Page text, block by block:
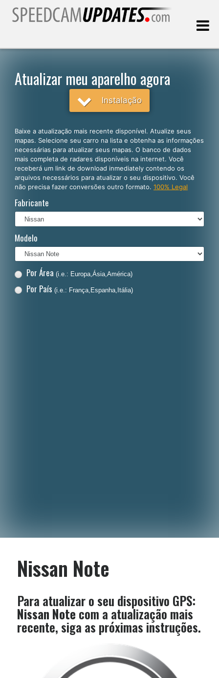
Português
English
Español
Français
Polski
Nederlands
Dansk
Atualizar meu aparelho agora
Instalação
Baixe a atualização mais recente disponível. Atualize seus
mapas. Selecione seu carro na lista e obtenha as informações
necessárias para atualizar seus mapas. O banco de dados
mais completa de radares disponíveis na internet. Você
receberá um link de download inmediately contendo os
arquivos necessários para atualizar o seu dispositivo. Você
não precisa fazer conversões outro formato. 100% Legal
Fabricante
Modelo
Por Área (i.e.: Europa,Ásia,América)
Por País (i.e.: França,Espanha,Itália)
Nissan Note
Para atualizar o seu dispositivo GPS:
Nissan Note com a atualização mais
recente, siga as próximas instruções.